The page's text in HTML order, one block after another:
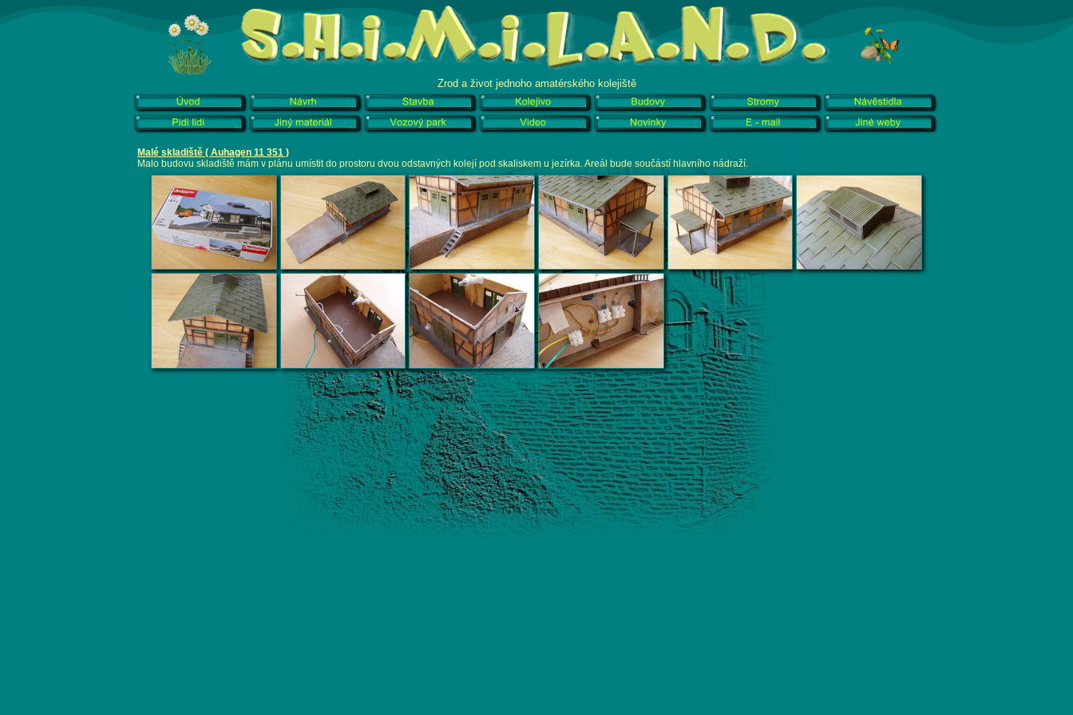
Zrod a život jednoho amatérského kolejiště
Malé skladiště ( Auhagen 11 351 )
Malo budovu skladiště mám v plánu umístit do prostoru dvou odstavných kolejí pod skaliskem u jezírka. Areál bude součástí hlavního nádraží.